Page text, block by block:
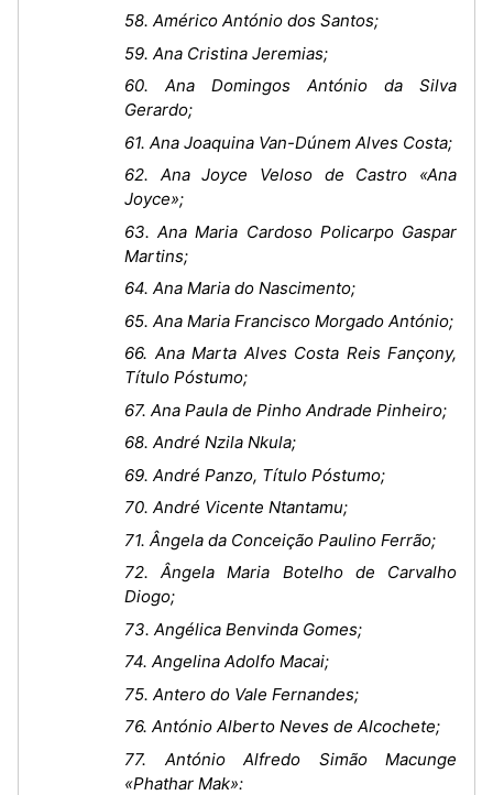
58. Américo António dos Santos;
59. Ana Cristina Jeremias;
60. Ana Domingos António da Silva
Gerardo;
61. Ana Joaquina Van-Dúnem Alves Costa;
62. Ana Joyce Veloso de Castro «Ana
Joyce»;
63. Ana Maria Cardoso Policarpo Gaspar
Martins;
64. Ana Maria do Nascimento;
65. Ana Maria Francisco Morgado António;
66. Ana Marta Alves Costa Reis Fançony,
Título Póstumo;
67. Ana Paula de Pinho Andrade Pinheiro;
68. André Nzila Nkula;
69. André Panzo, Título Póstumo;
70. André Vicente Ntantamu;
71. Ângela da Conceição Paulino Ferrão;
72. Ângela Maria Botelho de Carvalho
Diogo;
73. Angélica Benvinda Gomes;
74. Angelina Adolfo Macai;
75. Antero do Vale Fernandes;
76. António Alberto Neves de Alcochete;
77. António Alfredo Simão Macunge
«Phathar Mak»: